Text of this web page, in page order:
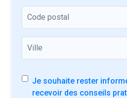
Je souhaite rester
recevoir des conseils